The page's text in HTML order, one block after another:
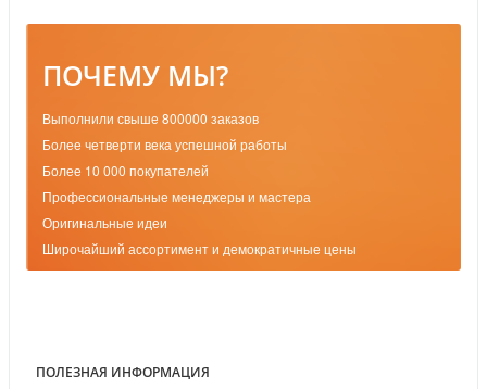
ПОЧЕМУ МЫ?
Выполнили свыше 800000 заказов
Более четверти века успешной работы
Более 10 000 покупателей
Профессиональные менеджеры и мастера
Оригинальные идеи
Широчайший ассортимент и демократичные цены
ПОЛЕЗНАЯ ИНФОРМАЦИЯ